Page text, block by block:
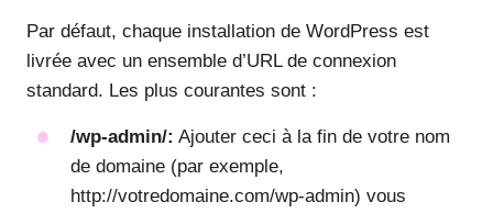
Par défaut, chaque installation de WordPress est
livrée avec un ensemble d’URL de connexion
standard. Les plus courantes sont :
/wp-admin/: Ajouter ceci à la fin de votre nom
de domaine (par exemple,
http://votredomaine.com/wp-admin) vous